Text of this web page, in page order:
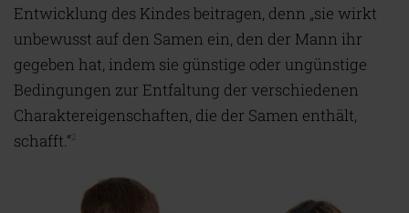
Entwicklung des Kindes beitragen, denn „sie wirkt
unbewusst auf den Samen ein, den der Mann ihr
gegeben hat, indem sie günstige oder ungünstige
Bedingungen zur Entfaltung der verschiedenen
Charaktereigenschaften, die der Samen enthält,
schafft.“2